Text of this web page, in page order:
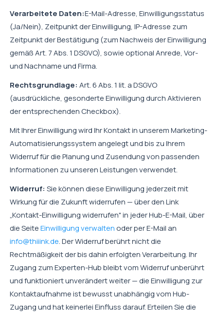
Verarbeitete Daten:E-Mail-Adresse, Einwilligungsstatus
(Ja/Nein), Zeitpunkt der Einwilligung, IP-Adresse zum
Zeitpunkt der Bestätigung (zum Nachweis der Einwilligung
gemäß Art. 7 Abs. 1 DSGVO), sowie optional Anrede, Vor-
und Nachname und Firma.
Rechtsgrundlage: Art. 6 Abs. 1 lit. a DSGVO
(ausdrückliche, gesonderte Einwilligung durch Aktivieren
der entsprechenden Checkbox).
Mit Ihrer Einwilligung wird Ihr Kontakt in unserem Marketing-
Automatisierungssystem angelegt und bis zu Ihrem
Widerruf für die Planung und Zusendung von passenden
Informationen zu unseren Leistungen verwendet.
Widerruf: Sie können diese Einwilligung jederzeit mit
Wirkung für die Zukunft widerrufen — über den Link
„Kontakt-Einwilligung widerrufen" in jeder Hub-E-Mail, über
die SeiteEinwilligung verwaltenoder per E-Mail an
info@thiiink.de. Der Widerruf berührt nicht die
Rechtmäßigkeit der bis dahin erfolgten Verarbeitung. Ihr
Zugang zum Experten-Hub bleibt vom Widerruf unberührt
und funktioniert unverändert weiter — die Einwilligung zur
Kontaktaufnahme ist bewusst unabhängig vom Hub-
Zugang und hat keinerlei Einfluss darauf. Erteilen Sie die